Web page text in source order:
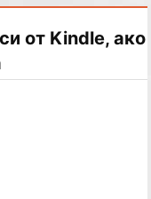
от Kindle, ако